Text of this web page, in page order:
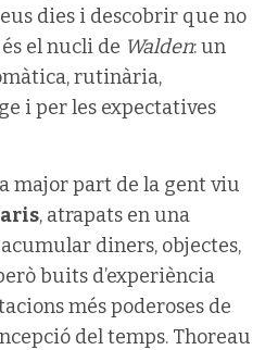
dies i descobrir que no
el nucli de Walden: un
rutinària,
i per les expectatives
major part de la gent viu
, atrapats en una
diners, objectes,
buits d’experiència
més poderoses de
del temps. Thoreau